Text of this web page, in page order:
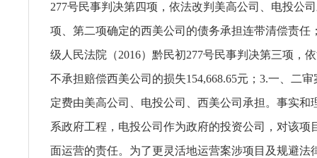
277号民事判决第四项，依法改判美高公司、电投公
项、第二项确定的西美公司的债务承担连带清偿责任
级人民法院（2016）黔民初277号民事判决第三项，
不承担赔偿西美公司的损失154,668.65元；3.一、二
定费由美高公司、电投公司、西美公司承担。事实和
系政府工程，电投公司作为政府的投资公司，对该项
面运营的责任。为了更灵活地运营案涉项目及规避法